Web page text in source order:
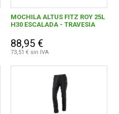
MOCHILA ALTUS FITZ ROY 25L
H30 ESCALADA - TRAVESIA
88,95 €
73,51 € sin IVA